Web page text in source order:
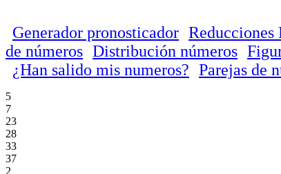
Generador pronosticador
de números Distribución números
¿Han salido mis numeros? Parejas de
5
7
23
28
33
37
2